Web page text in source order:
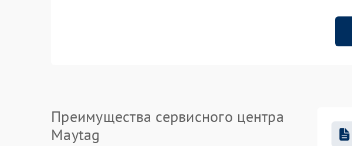
Преимущества сервисного центра
Maytag